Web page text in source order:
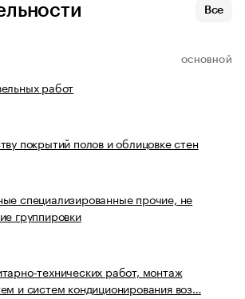
Все
ОСНОВНОЙ
работ
покрытий полов и облицовке стен
специализированные прочие, не
группировки
технических работ, монтаж
и систем кондиционирования воз…